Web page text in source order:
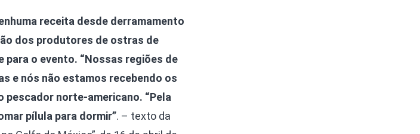
receita desde derramamento
dos produtores de ostras de
para o evento. “Nossas regiões de
e nós não estamos recebendo os
norte-americano. “Pela
pílula para dormir”. – texto da